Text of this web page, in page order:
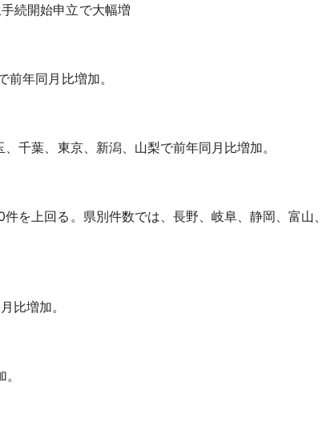
続開始申立で大幅増
年同月比増加。
千葉、東京、新潟、山梨で前年同月比増加。
を上回る。県別件数では、長野、岐阜、静岡、富山
比増加。